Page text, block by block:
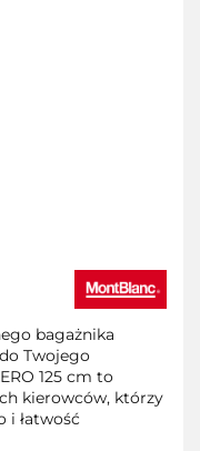
bagażnika
Twojego
125 cm to
kierowców, którzy
i łatwość